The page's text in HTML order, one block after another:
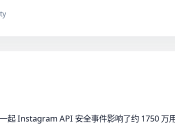
起 Instagram API 安全事件影响了约 1750 万